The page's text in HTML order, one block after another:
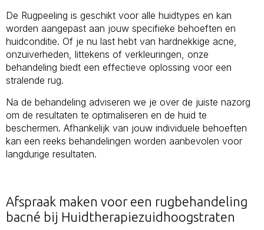
De Rugpeeling is geschikt voor alle huidtypes en kan
worden aangepast aan jouw specifieke behoeften en
huidconditie. Of je nu last hebt van hardnekkige acne,
onzuiverheden, littekens of verkleuringen, onze
behandeling biedt een effectieve oplossing voor een
stralende rug.
Na de behandeling adviseren we je over de juiste nazorg
om de resultaten te optimaliseren en de huid te
beschermen. Afhankelijk van jouw individuele behoeften
kan een reeks behandelingen worden aanbevolen voor
langdurige resultaten.
Afspraak maken voor een rugbehandeling
bacné bij Huidtherapiezuidhoogstraten